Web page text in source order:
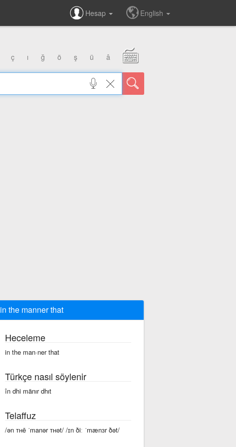
Hesap English
ç ı ğ ö ş ü â
in the manner that
Heceleme
in the man·ner that
Türkçe nasıl söylenir
în dhi mänır dhıt
Telaffuz
/ən ᴛʜē ˈmanər ᴛʜət/ /ɪn ðiː ˈmænɜr ðət/